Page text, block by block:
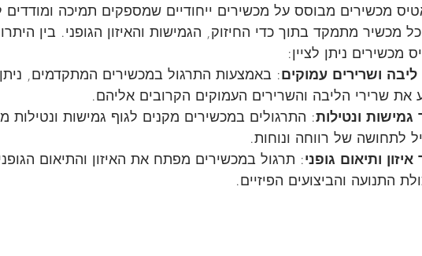
מכשירים מבוסס על מכשירים ייחודיים שמספקים תמיכה ומודדים
מכשיר מתמקד בתוך כדי החיזוק, הגמישות והאיזון הגופני. בין
מכשירים ניתן לציין:
ליבה ושרירים עמוקים: באמצעות התרגול במכשירים המתקדמים,
את שרירי הליבה והשרירים העמוקים הקרובים אליהם.
גמישות ונטילות: התרגולים במכשירים מקנים לגוף גמישות ונטילות
לתחושה של רווחה ונוחות.
איזון ותיאום גופני: תרגול במכשירים מפתח את האיזון והתיאום
התנועה והביצועים הפיזיים.